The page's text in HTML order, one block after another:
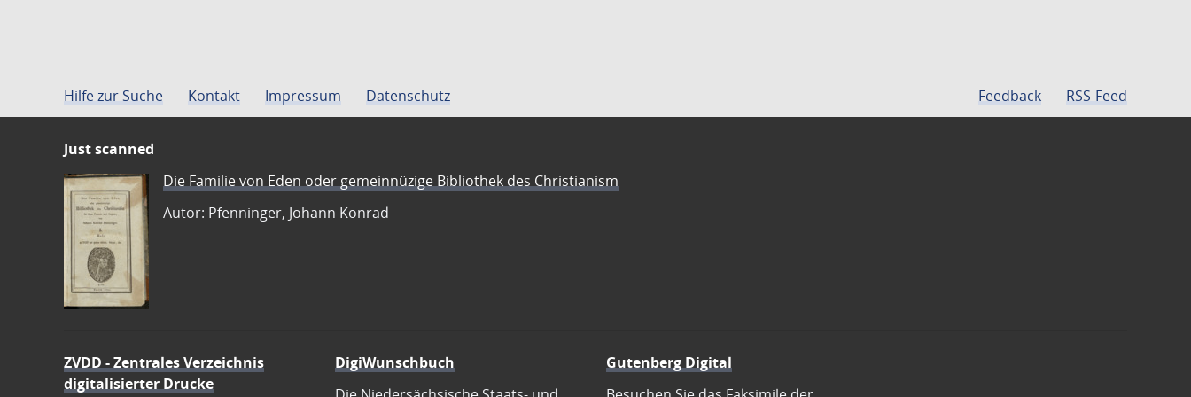
Hilfe zur Suche Kontakt Impressum Datenschutz Feedback RSS-Feed
Just scanned
Die Familie von Eden oder gemeinnüzige Bibliothek des Christianism
Autor: Pfenninger, Johann Konrad
ZVDD - Zentrales Verzeichnis
digitalisierter Drucke
DigiWunschbuch
Gutenberg Digital